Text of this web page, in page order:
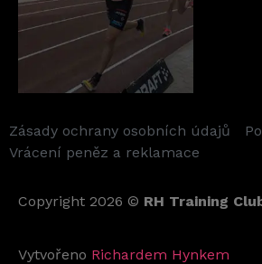
Zásady ochrany osobních údajů
Vrácení peněz a reklamace
Copyright 2026 © RH Training
Vytvořeno Richardem Hynkem